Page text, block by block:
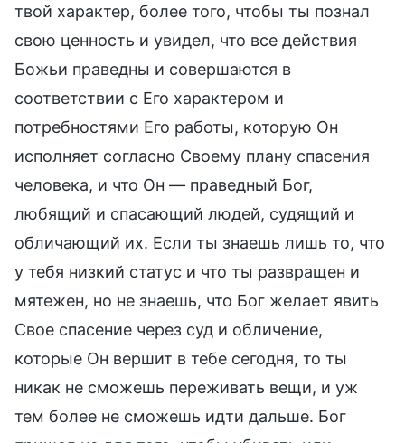
твой характер, более того, чтобы ты познал
свою ценность и увидел, что все действия
Божьи праведны и совершаются в
соответствии с Его характером и
потребностями Его работы, которую Он
исполняет согласно Своему плану спасения
человека, и что Он — праведный Бог,
любящий и спасающий людей, судящий и
обличающий их. Если ты знаешь лишь то, что
у тебя низкий статус и что ты развращен и
мятежен, но не знаешь, что Бог желает явить
Свое спасение через суд и обличение,
которые Он вершит в тебе сегодня, то ты
никак не сможешь переживать вещи, и уж
тем более не сможешь идти дальше. Бог